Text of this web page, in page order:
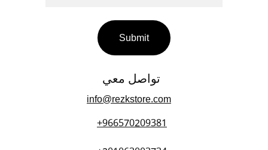
info@rezkstore.com
تواصل معي
+966570209381
Submit